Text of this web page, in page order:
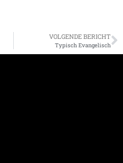
VOLGENDE BERICHT
Typisch Evangelisch